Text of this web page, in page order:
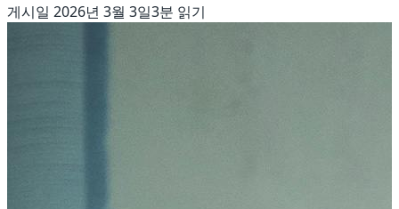
게시일 2026년 3월 3일3분 읽기